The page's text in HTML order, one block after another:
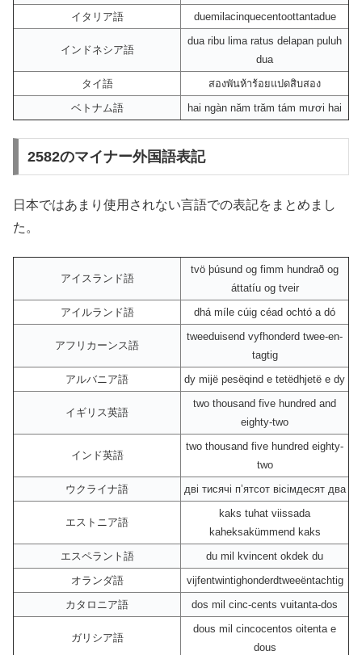
イタリア語
duemilacinquecentoottantadue
インドネシア語
dua ribu lima ratus delapan puluh
dua
タイ語
สองพันห้าร้อยแปดสิบสอง
ベトナム語
hai ngàn năm trăm tám mươi hai
2582のマイナー外国語表記
日本ではあまり使用されない言語での表記をまとめまし
た。
アイスランド語
tvö þúsund og fimm hundrað og
áttatíu og tveir
アイルランド語
dhá míle cúig céad ochtó a dó
アフリカーンス語
tweeduisend vyfhonderd twee-en-
tagtig
アルバニア語
dy mijë pesëqind e tetëdhjetë e dy
イギリス英語
two thousand five hundred and
eighty-two
インド英語
two thousand five hundred eighty-
two
ウクライナ語
дві тисячі пʼятсот вісімдесят два
エストニア語
kaks tuhat viissada
kaheksakümmend kaks
エスペラント語
du mil kvincent okdek du
オランダ語
vijfentwintighonderdtweeëntachtig
カタロニア語
dos mil cinc-cents vuitanta-dos
ガリシア語
dous mil cincocentos oitenta e
dous